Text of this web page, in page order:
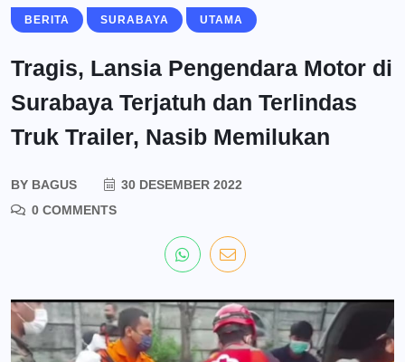
BERITA SURABAYA UTAMA
Tragis, Lansia Pengendara Motor di
Surabaya Terjatuh dan Terlindas
Truk Trailer, Nasib Memilukan
BY BAGUS
30 DESEMBER 2022
0 COMMENTS